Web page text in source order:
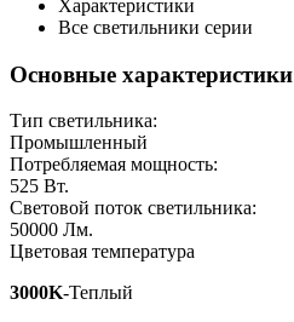
Характеристики
Все светильники серии
Основные характеристики
Тип светильника:
Промышленный
Потребляемая мощность:
525 Вт.
Световой поток светильника:
50000 Лм.
Цветовая температура
3000K-Теплый